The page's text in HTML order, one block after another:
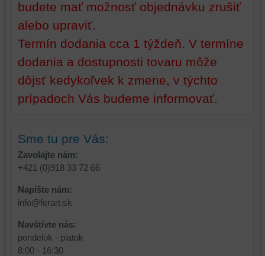
budete mať možnosť objednávku zrušiť
alebo upraviť.
Termín dodania cca 1 týždeň. V termíne
dodania a dostupnosti tovaru môže
dôjsť kedykoľvek k zmene, v týchto
prípadoch Vás budeme informovať.
Sme tu pre Vás:
Zavolajte nám:
+421 (0)918 33 72 66
Napíšte nám:
info@ferart.sk
Navštívte nás:
pondelok - piatok
8:00 - 16:30
úložiská
prehliadača)
na
vašej
relácie
a
dosiahnutie
platformy,
zážitku
z
prehliadania
a
zabezpečenia.
prehliadača),
aby
sme
poskytovať
doplnkové
funkcie,
ktoré
zážitok
z
prehliadania,
ukladať
niektoré
vašich
preferencií
bez